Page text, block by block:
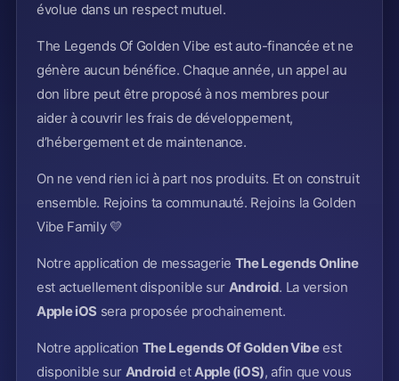
évolue dans un respect mutuel.
The Legends Of Golden Vibe est auto-financée et ne
génère aucun bénéfice. Chaque année, un appel au
don libre peut être proposé à nos membres pour
aider à couvrir les frais de développement,
d’hébergement et de maintenance.
On ne vend rien ici à part nos produits. Et on construit
ensemble. Rejoins ta communauté. Rejoins la Golden
Vibe Family 💛
Notre application de messagerie The Legends Online
est actuellement disponible sur Android. La version
Apple iOS sera proposée prochainement.
Notre application The Legends Of Golden Vibeest
disponible sur Android etApple (iOS), afin que vous